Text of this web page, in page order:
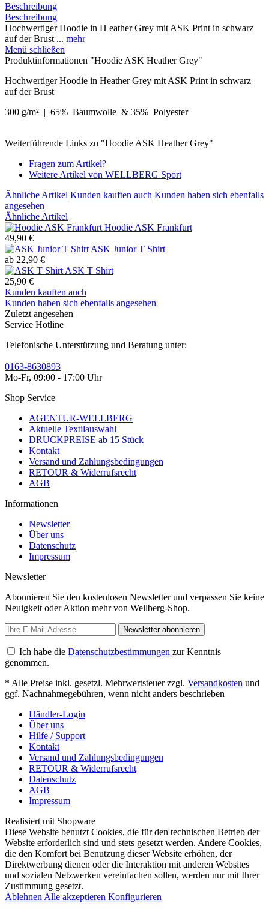
Beschreibung
Beschreibung
Hochwertiger Hoodie in H eather Grey mit ASK Print in schwarz
auf der Brust ... mehr
Menü schließen
Produktinformationen "Hoodie ASK Heather Grey"
Hochwertiger Hoodie in Heather Grey mit ASK Print in schwarz
auf der Brust
300 g/m² | 65% Baumwolle & 35% Polyester
Weiterführende Links zu "Hoodie ASK Heather Grey"
Fragen zum Artikel?
Weitere Artikel von WELLBERG Sport
Ähnliche Artikel Kunden kauften auch Kunden haben sich ebenfalls
angesehen
Ähnliche Artikel
Hoodie ASK Frankfurt
49,90 €
ASK Junior T Shirt
ab 22,90 €
ASK T Shirt
25,90 €
Kunden kauften auch
Kunden haben sich ebenfalls angesehen
Zuletzt angesehen
Service Hotline
Telefonische Unterstützung und Beratung unter:
0163-8630893
Mo-Fr, 09:00 - 17:00 Uhr
Shop Service
AGENTUR-WELLBERG
Aktuelle Textilauswahl
DRUCKPREISE ab 15 Stück
Kontakt
Versand und Zahlungsbedingungen
RETOUR & Widerrufsrecht
AGB
Informationen
Newsletter
Über uns
Datenschutz
Impressum
Newsletter
Abonnieren Sie den kostenlosen Newsletter und verpassen Sie keine
Neuigkeit oder Aktion mehr von Wellberg-Shop.
Newsletter abonnieren
Ich habe die Datenschutzbestimmungen zur Kenntnis
genommen.
* Alle Preise inkl. gesetzl. Mehrwertsteuer zzgl. Versandkosten und
ggf. Nachnahmegebühren, wenn nicht anders beschrieben
Händler-Login
Über uns
Hilfe / Support
Kontakt
Versand und Zahlungsbedingungen
RETOUR & Widerrufsrecht
Datenschutz
AGB
Impressum
Realisiert mit Shopware
Diese Website benutzt Cookies, die für den technischen Betrieb der
Website erforderlich sind und stets gesetzt werden. Andere Cookies,
die den Komfort bei Benutzung dieser Website erhöhen, der
Direktwerbung dienen oder die Interaktion mit anderen Websites
und sozialen Netzwerken vereinfachen sollen, werden nur mit Ihrer
Zustimmung gesetzt.
Ablehnen Alle akzeptieren Konfigurieren